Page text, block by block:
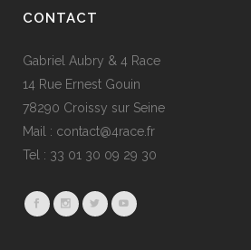
CONTACT
Gabriel Aubry & 4 Race
14 Rue Ernest Gouin
78290 Croissy sur Seine
Mail : contact@4race.fr
Tel : 33 01 30 09 29 30